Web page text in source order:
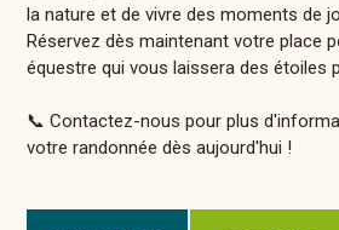
la nature et de vivre des moments de
Réservez dès maintenant votre place
équestre qui vous laissera des étoiles
📞 Contactez-nous pour plus
votre randonnée dès aujourd'hui !